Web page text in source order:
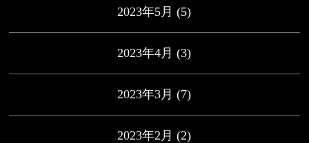
2023年5月 (5)
2023年4月 (3)
2023年3月 (7)
2023年2月 (2)